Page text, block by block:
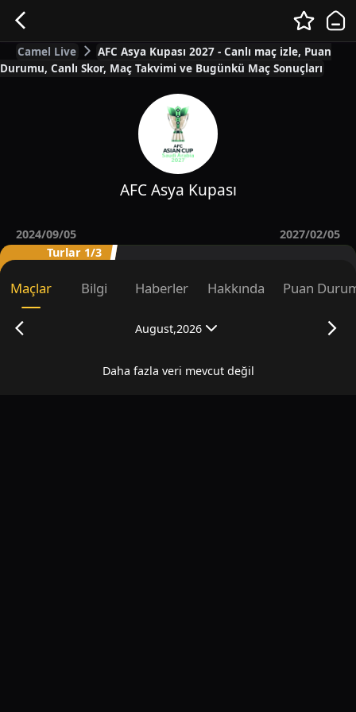
Camel Live
AFC Asya Kupası 2027 - Canlı maç izle, Puan
Durumu, Canlı Skor, Maç Takvimi ve Bugünkü Maç Sonuçları
AFC Asya Kupası
2024/09/05
2027/02/05
Turlar 1/3
Maçlar Bilgi Haberler Hakkında Puan
August,2026
Daha fazla veri mevcut değil